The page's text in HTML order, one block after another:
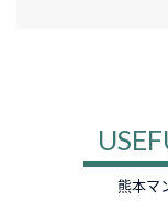
熊本マ